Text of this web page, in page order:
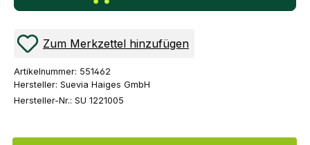
Zum Merkzettel hinzufügen
Artikelnummer: 551462
Hersteller: Suevia Haiges GmbH
Hersteller-Nr.: SU 1221005